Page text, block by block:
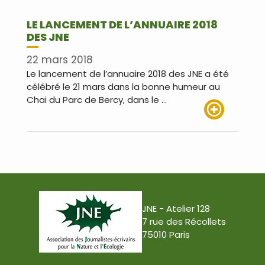
LE LANCEMENT DE L’ANNUAIRE 2018
DES JNE
22 mars 2018
Le lancement de l’annuaire 2018 des JNE a été
célébré le 21 mars dans la bonne humeur au
Chai du Parc de Bercy, dans le …
JNE - Atelier 128
7 rue des Récollets
75010 Paris